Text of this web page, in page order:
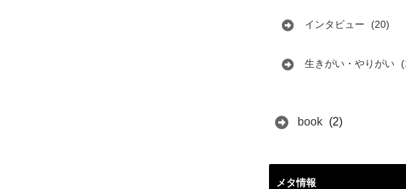
インタビュー (20)
生きがい・やりがい
book (2)
メタ情報